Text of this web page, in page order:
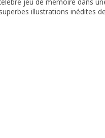
illustrations inédites